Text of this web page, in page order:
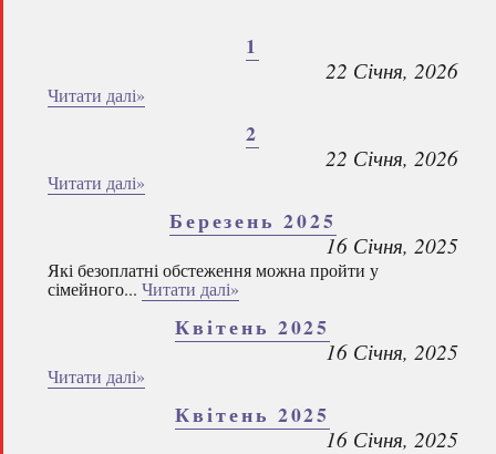
1
22 Січня, 2026
Читати далі»
2
22 Січня, 2026
Читати далі»
Березень 2025
16 Січня, 2025
Які безоплатні обстеження можна пройти у
сімейного... Читати далі»
Квітень 2025
16 Січня, 2025
Читати далі»
Квітень 2025
16 Січня, 2025